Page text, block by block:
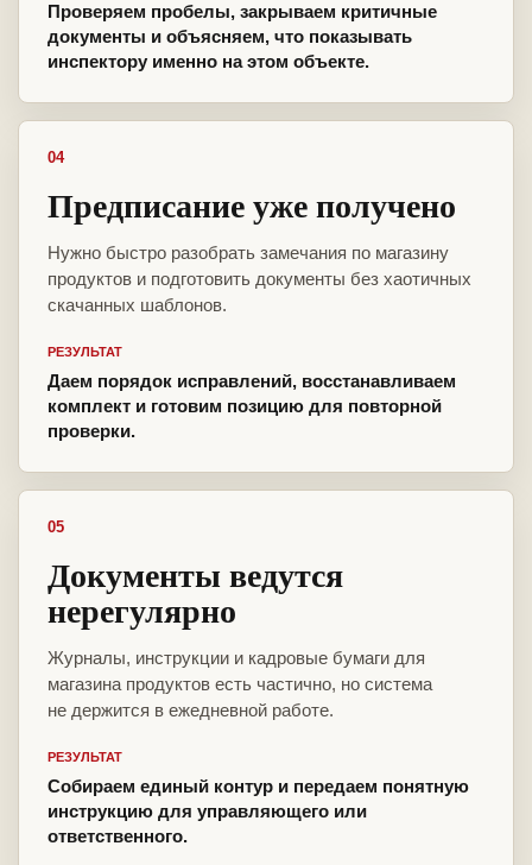
Проверяем пробелы, закрываем критичные
документы и объясняем, что показывать
инспектору именно на этом объекте.
04
Предписание уже получено
Нужно быстро разобрать замечания по магазину
продуктов и подготовить документы без хаотичных
скачанных шаблонов.
РЕЗУЛЬТАТ
Даем порядок исправлений, восстанавливаем
комплект и готовим позицию для повторной
проверки.
05
Документы ведутся
нерегулярно
Журналы, инструкции и кадровые бумаги для
магазина продуктов есть частично, но система
не держится в ежедневной работе.
РЕЗУЛЬТАТ
Собираем единый контур и передаем понятную
инструкцию для управляющего или
ответственного.